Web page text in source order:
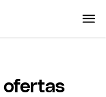
ofertas